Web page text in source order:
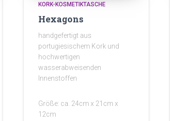
KORK-KOSMETIKTASCHE
Hexagons
handgefertigt aus
portugiesischem Kork und
hochwertigen
wasserabweisenden
Innenstoffen
Größe: ca. 24cm x 21cm x
12cm